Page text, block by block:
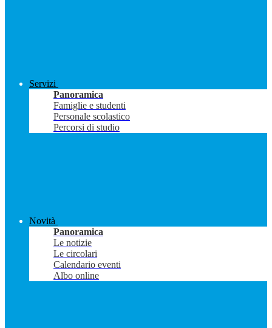
Servizi
Panoramica
Famiglie e studenti
Personale scolastico
Percorsi di studio
Novità
Panoramica
Le notizie
Le circolari
Calendario eventi
Albo online